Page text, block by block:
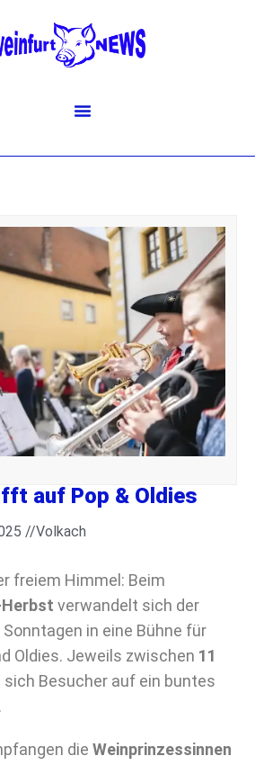
auf Pop & Oldies
//Volkach
freiem Himmel: Beim
verwandelt sich der
in eine Bühne für
Oldies. Jeweils zwischen 11
sich Besucher auf ein buntes
die Weinprinzessinnen